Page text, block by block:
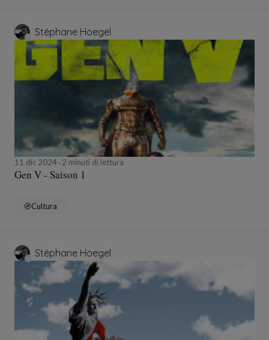
Stéphane Hoegel
11 dic 2024 2 minuti di lettura
Gen V - Saison 1
Cultura
Stéphane Hoegel